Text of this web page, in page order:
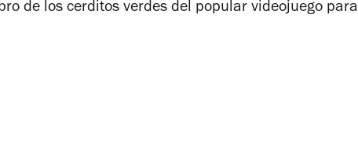
de los cerditos verdes del popular videojuego para